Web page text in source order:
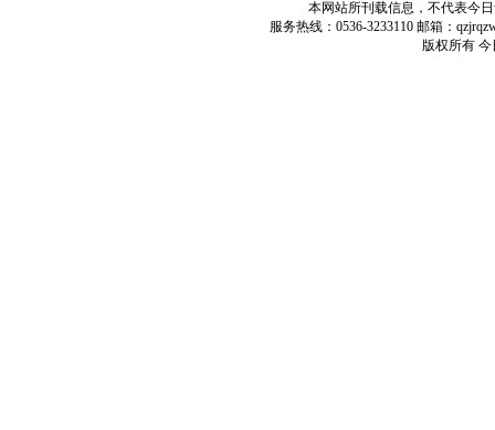
本网站所刊载信息，不代表今
服务热线：0536-3233110 邮箱：
版权所有 今